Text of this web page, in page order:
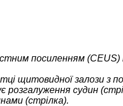
посиленням (CEUS)
щитовидної залози з
розгалуження судин
(стрілка).